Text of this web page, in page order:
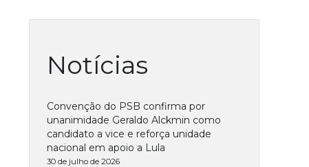
Notícias
Convenção do PSB confirma por
unanimidade Geraldo Alckmin como
candidato a vice e reforça unidade
nacional em apoio a Lula
30 de julho de 2026